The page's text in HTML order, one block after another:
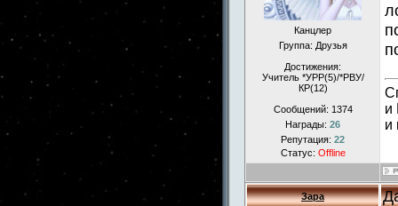
Канцлер
Группа: Друзья
Достижения:
Учитель *УРР(5)/*РВУ/
КР(12)
Сообщений: 1374
Награды: 26
Репутация: 22
Статус: Offline
и
и
Зара